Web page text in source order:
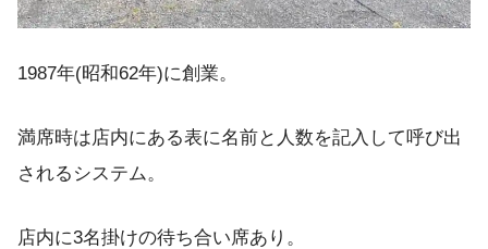
1987年(昭和62年)に創業。
満席時は店内にある表に名前と人数を記入して呼び出
されるシステム。
店内に3名掛けの待ち合い席あり。